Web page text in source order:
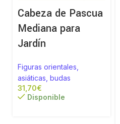
Cabeza de Pascua
Mediana para
Jardín
Figuras orientales,
asiáticas, budas
€
Disponible